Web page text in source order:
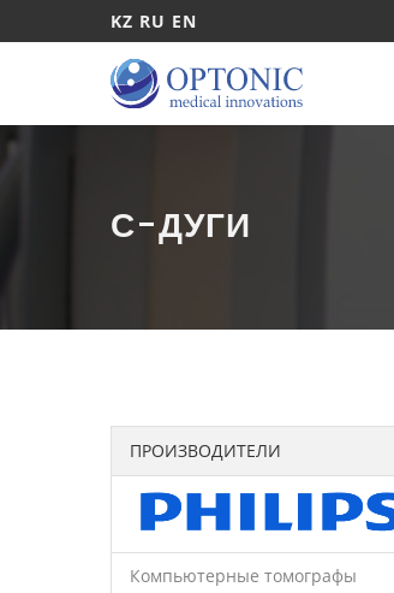
KZ RU EN
С-ДУГИ
ПРОИЗВОДИТЕЛИ
Компьютерные томографы